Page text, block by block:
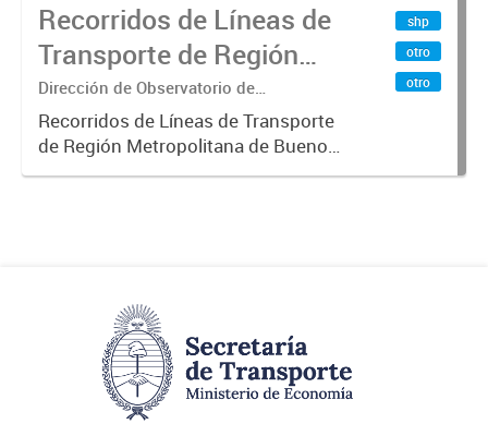
Recorridos de Líneas de
Transporte de Región
Metropolitana de
Buenos Aires (RMBA)
Dirección de Observatorio de
Transporte, Estudio y Sistemas
Recorridos de Líneas de Transporte
de Región Metropolitana de Buenos
Aires (RMBA).-
shp
otro
otro